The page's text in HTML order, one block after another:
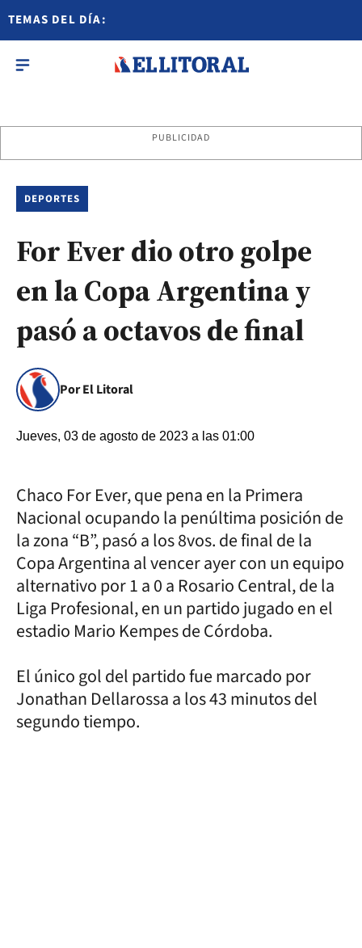
TEMAS DEL DÍA:
PUBLICIDAD
DEPORTES
For Ever dio otro golpe
en la Copa Argentina y
pasó a octavos de final
Por El Litoral
Jueves, 03 de agosto de 2023 a las 01:00
Chaco For Ever, que pena en la Primera
Nacional ocupando la penúltima posición de
la zona “B”, pasó a los 8vos. de final de la
Copa Argentina al vencer ayer con un equipo
alternativo por 1 a 0 a Rosario Central, de la
Liga Profesional, en un partido jugado en el
estadio Mario Kempes de Córdoba.
El único gol del partido fue marcado por
Jonathan Dellarossa a los 43 minutos del
segundo tiempo.